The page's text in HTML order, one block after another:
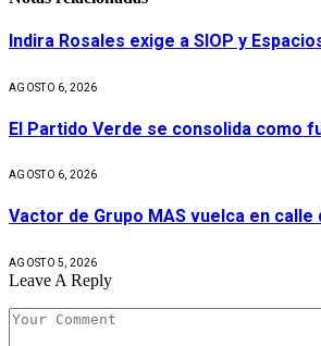
Indira Rosales exige a SIOP y
AGOSTO 6, 2026
El Partido Verde se consolida como
AGOSTO 6, 2026
Vactor de Grupo MAS vuelca en
AGOSTO 5, 2026
Leave A Reply